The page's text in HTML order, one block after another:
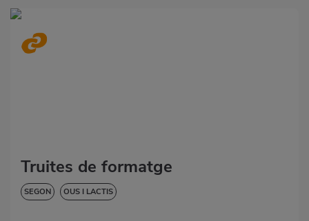
Truites de formatge
SEGON OUS I LACTIS